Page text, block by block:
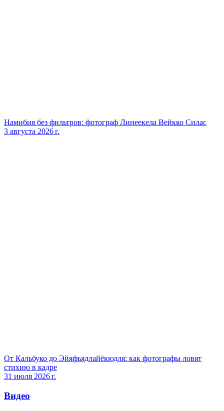
Намибия без фильтров: фотограф Линеекела Вейкко Силас
3 августа 2026 г.
От Кальбуко до Эйяфьядлайёкюдля: как фотографы ловят
стихию в кадре
31 июля 2026 г.
Видео